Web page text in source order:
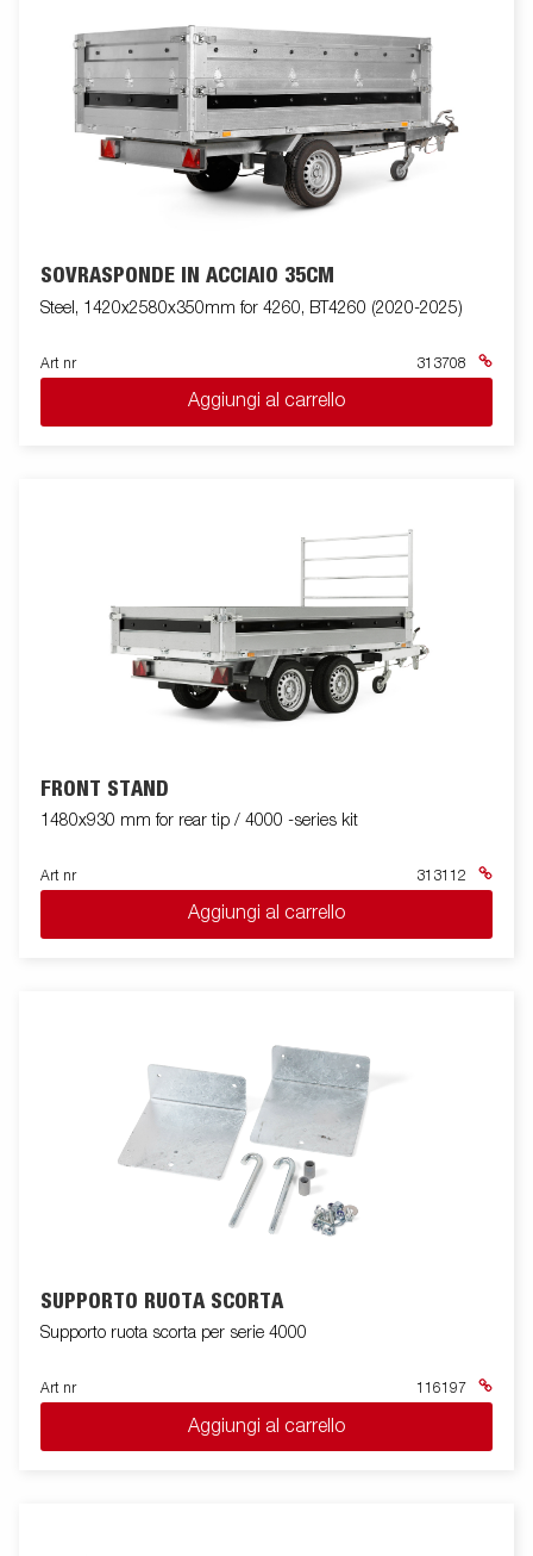
SOVRASPONDE IN ACCIAIO 35CM
Steel, 1420x2580x350mm for 4260, BT4260 (2020-2025)
Art nr 313708
Aggiungi al carrello
FRONT STAND
1480x930 mm for rear tip / 4000 -series kit
Art nr 313112
Aggiungi al carrello
SUPPORTO RUOTA SCORTA
Supporto ruota scorta per serie 4000
Art nr 116197
Aggiungi al carrello